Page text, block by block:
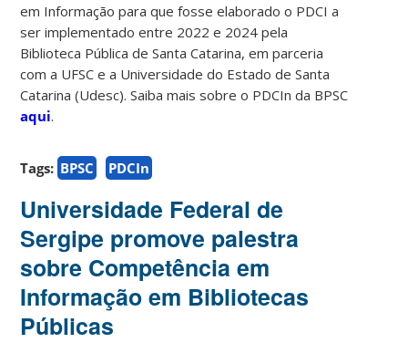
em Informação para que fosse elaborado o PDCI a
ser implementado entre 2022 e 2024 pela
Biblioteca Pública de Santa Catarina, em parceria
com a UFSC e a Universidade do Estado de Santa
Catarina (Udesc). Saiba mais sobre o PDCIn da BPSC
aqui.
Tags: BPSC PDCIn
Universidade Federal de
Sergipe promove palestra
sobre Competência em
Informação em Bibliotecas
Públicas